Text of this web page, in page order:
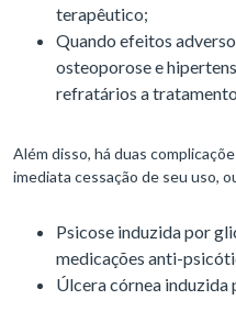
terapêutico;
Quando efeitos
osteoporose e
refratários a
Além disso, há duas
imediata cessação de seu uso,
Psicose induzida por
medicações anti-
Úlcera córnea induzida